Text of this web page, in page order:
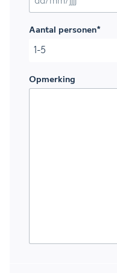
DD slash MM slash JJJJ
Aantal personen*
Opmerking